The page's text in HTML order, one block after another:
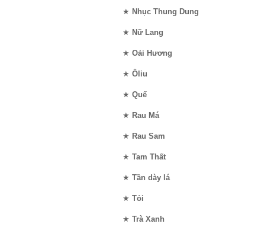
★ Nhục Thung Dung
★ Nữ Lang
★ Oải Hương
★ Ôliu
★ Quế
★ Rau Má
★ Rau Sam
★ Tam Thất
★ Tần dày lá
★ Tỏi
★ Trà Xanh